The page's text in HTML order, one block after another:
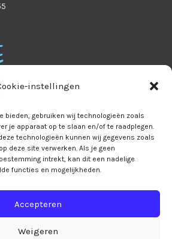
instellingen
bieden, gebruiken wij technologieën zoals
je apparaat op te slaan en/of te raadplegen.
technologieën kunnen wij gegevens zoals
deze site verwerken. Als je geen
intrekt, kan dit een nadelige
functies en mogelijkheden.
Accepteren
Weigeren
vragen B2B
Privacy
voorwaarden
Privacy
& retourneren
& verzendkosten
& betaling
Over Artwise